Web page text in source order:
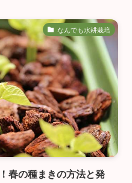
なんでも水耕栽培
春の種まきの方法と発